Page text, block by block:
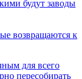
возвращаются к
для всего
пересобирать